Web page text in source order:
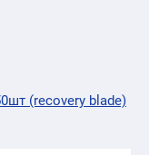
(recovery blade)